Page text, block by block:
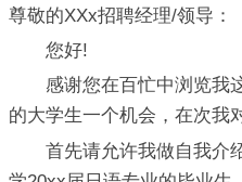
尊敬的XXx招聘经理/领导：
您好!
感谢您在百忙中浏览我
的大学生一个机会，在次我
首先请允许我做自我介绍